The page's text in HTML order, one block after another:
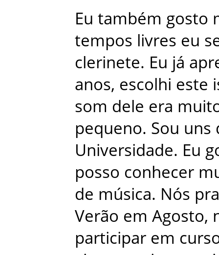
Eu também gosto
tempos livres eu
clerinete. Eu já
anos, escolhi este
som dele era
pequeno. Sou uns
Universidade. Eu
posso conhecer
de música. Nós
Verão em Agosto,
participar em